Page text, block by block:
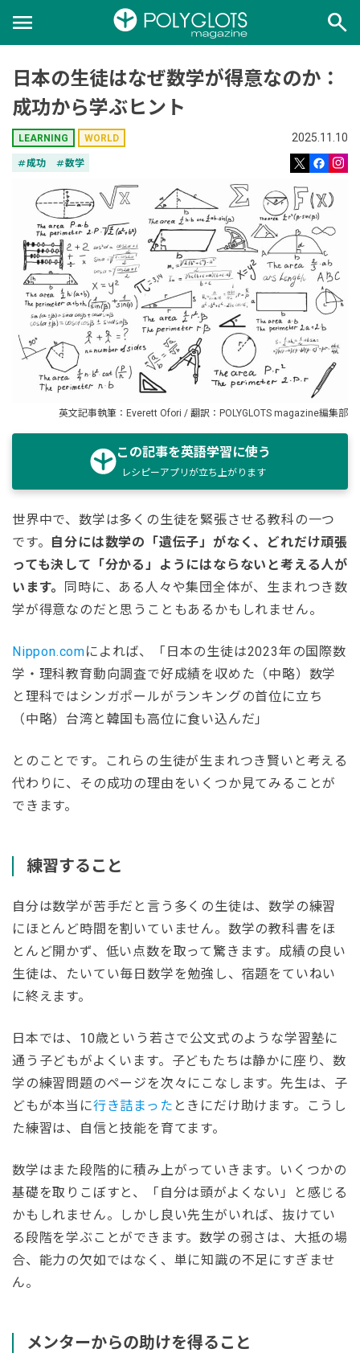
menu search
日本の生徒はなぜ数学が得意なのか：
成功から学ぶヒント
LEARNING WORLD 2025.11.10
tag成功 tag数学
英文記事執筆：Everett Ofori / 翻訳：POLYGLOTS magazine編集部
この記事を英語学習に使う
レシピーアプリが立ち上がります
世界中で、数学は多くの生徒を緊張させる教科の一つ
です。 自分には数学の「遺伝子」がなく、どれだけ頑張
っても決して「分かる」ようにはならないと考える人が
います。 同時に、ある人々や集団全体が、生まれつき数
学が得意なのだと思うこともあるかもしれません。
Nippon.comによれば、「日本の生徒は2023年の国際数
学・理科教育動向調査で好成績を収めた（中略）数学
と理科ではシンガポールがランキングの首位に立ち
（中略）台湾と韓国も高位に食い込んだ」
とのことです。これらの生徒が生まれつき賢いと考える
代わりに、その成功の理由をいくつか見てみることが
できます。
練習すること
自分は数学が苦手だと言う多くの生徒は、数学の練習
にほとんど時間を割いていません。数学の教科書をほ
とんど開かず、低い点数を取って驚きます。成績の良い
生徒は、たいてい毎日数学を勉強し、宿題をていねい
に終えます。
日本では、10歳という若さで公文式のような学習塾に
通う子どもがよくいます。子どもたちは静かに座り、数
学の練習問題のページを次々にこなします。先生は、子
どもが本当に行き詰まった ときにだけ助けます。こうし
た練習は、自信と技能を育てます。
数学はまた段階的に積み上がっていきます。いくつかの
基礎を取りこぼすと、「自分は頭がよくない」と感じる
かもしれません。しかし良い先生がいれば、抜けてい
る段階を学ぶことができます。数学の弱さは、大抵の場
合、能力の欠如ではなく、単に知識の不足にすぎませ
ん。
メンターからの助けを得ること